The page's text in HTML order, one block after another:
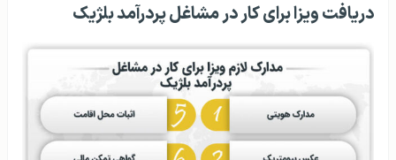
دریافت ویزا برای کار در مشاغل پردرآمد بلژیک